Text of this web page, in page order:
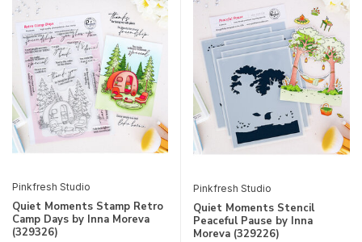
Pinkfresh Studio
Quiet Moments Stamp Retro
Camp Days by Inna Moreva
(329326)
Pinkfresh Studio
Quiet Moments Stencil
Peaceful Pause by Inna
Moreva (329226)